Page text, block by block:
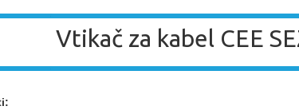
Vtikač za kabel CEE